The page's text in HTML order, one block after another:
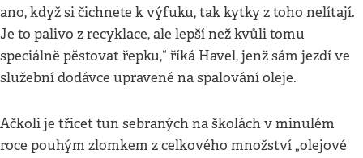
ano, když si čichnete k výfuku, tak kytky z toho nelítají.
Je to palivo z recyklace, ale lepší než kvůli tomu
speciálně pěstovat řepku,“ říká Havel, jenž sám jezdí ve
služební dodávce upravené na spalování oleje.
Ačkoli je třicet tun sebraných na školách v minulém
roce pouhým zlomkem z celkového množství „olejové